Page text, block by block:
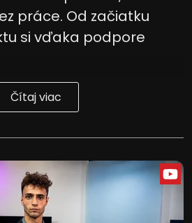
práce. Od začiatku
si vďaka podpore
Čítaj viac